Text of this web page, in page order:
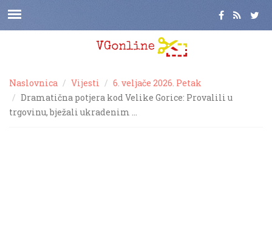
Naslovnica Vijesti
6. veljače 2026. Petak
Dramatična potjera kod Velike Gorice: Provalili u
trgovinu, bježali ukradenim …